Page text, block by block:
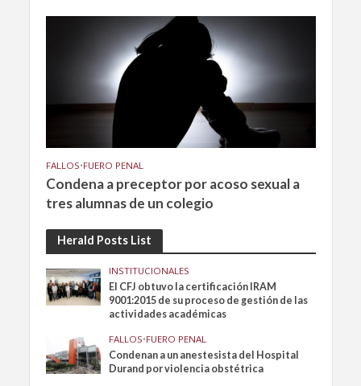
FALLOS•FUERO PENAL
Condena a preceptor por acoso sexual a
tres alumnas de un colegio
Herald Posts List
INSTITUCIONALES
El CFJ obtuvo la certificación IRAM
9001:2015 de su proceso de gestión de las
actividades académicas
FALLOS•FUERO PENAL
Condenan a un anestesista del Hospital
Durand por violencia obstétrica